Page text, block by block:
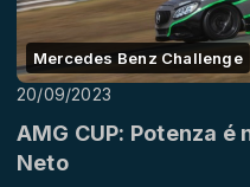
Mercedes Benz Challenge
20/09/2023
AMG CUP: Potenza
Neto